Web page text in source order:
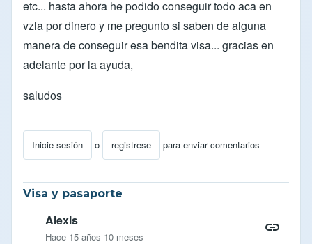
etc... hasta ahora he podido conseguir todo aca en
vzla por dinero y me pregunto si saben de alguna
manera de conseguir esa bendita visa... gracias en
adelante por la ayuda,
saludos
Inicie sesión o registrese para enviar comentarios
Visa y pasaporte
Alexis
Hace 15 años 10 meses